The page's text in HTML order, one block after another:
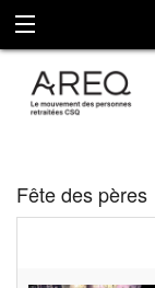
Fête des pères